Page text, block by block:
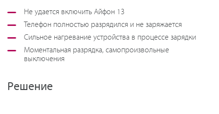
Не удается включить Айфон 13
Телефон полностью разрядился и не заряжается
Сильное нагревание устройства в процессе зарядки
Моментальная разрядка, самопроизвольные
выключения
Решение